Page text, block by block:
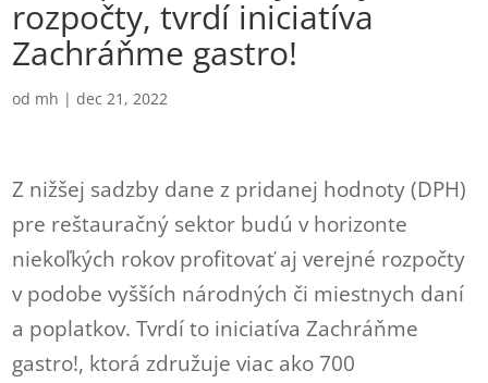
rozpočty, tvrdí iniciatíva
Zachráňme gastro!
od mh |dec 21, 2022
Z nižšej sadzby dane z pridanej hodnoty (DPH)
pre reštauračný sektor budú v horizonte
niekoľkých rokov profitovať aj verejné rozpočty
v podobe vyšších národných či miestnych daní
a poplatkov. Tvrdí to iniciatíva Zachráňme
gastro!, ktorá združuje viac ako 700